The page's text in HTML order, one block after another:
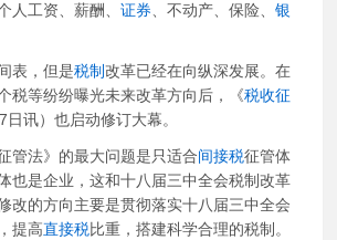
人工资、薪酬、证券 、不动产、保险、银
表，但是税制改革已经在向纵深发展。在
个税等纷纷曝光未来改革方向后，《税收征
讯）也启动修订大幕。
管法》的最大问题是只适合间接税征管体
也是企业，这和十八届三中全会税制改革
改的方向主要是贯彻落实十八届三中全会
提高直接税比重，搭建科学合理的税制。